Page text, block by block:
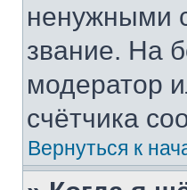
ненужными
звание. На
модератор
счётчика
Вернуться к